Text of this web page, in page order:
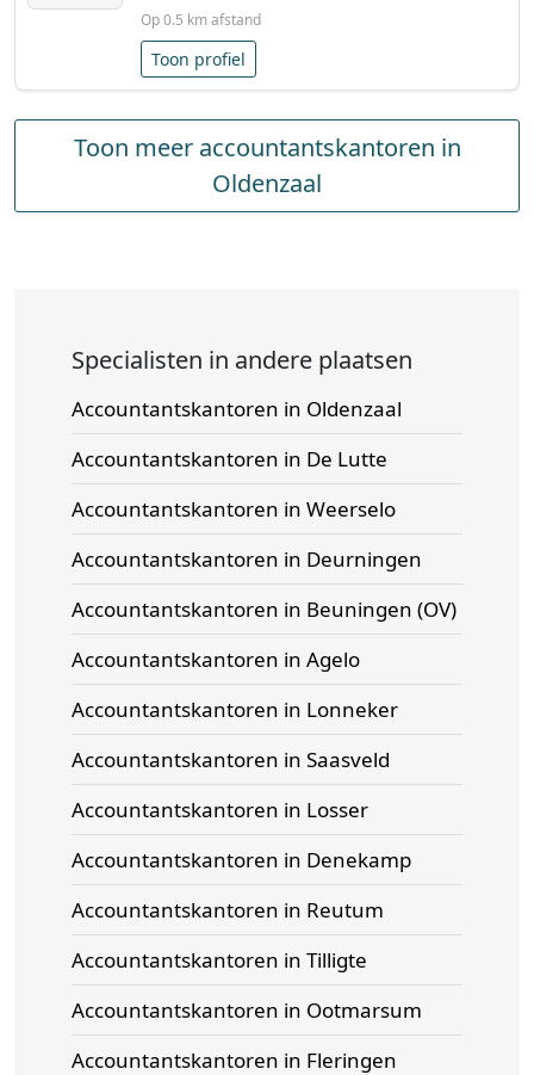
Op 0.5 km afstand
Toon profiel
Toon meer accountantskantoren in
Oldenzaal
Specialisten in andere plaatsen
Accountantskantoren in Oldenzaal
Accountantskantoren in De Lutte
Accountantskantoren in Weerselo
Accountantskantoren in Deurningen
Accountantskantoren in Beuningen (OV)
Accountantskantoren in Agelo
Accountantskantoren in Lonneker
Accountantskantoren in Saasveld
Accountantskantoren in Losser
Accountantskantoren in Denekamp
Accountantskantoren in Reutum
Accountantskantoren in Tilligte
Accountantskantoren in Ootmarsum
Accountantskantoren in Fleringen